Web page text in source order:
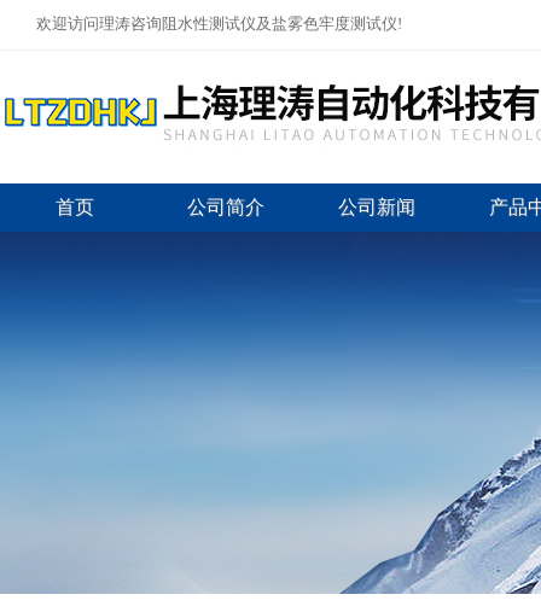
欢迎访问理涛咨询阻水性测试仪及盐雾色牢度测试仪!
首页 公司简介 公司新闻 产品